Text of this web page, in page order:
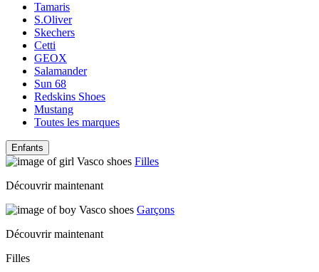
Tamaris
S.Oliver
Skechers
Cetti
GEOX
Salamander
Sun 68
Redskins Shoes
Mustang
Toutes les marques
Enfants
Filles
Découvrir maintenant
Garçons
Découvrir maintenant
Filles